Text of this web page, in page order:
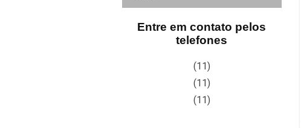
Entre em contato pelos
telefones
(11)
(11)
(11)